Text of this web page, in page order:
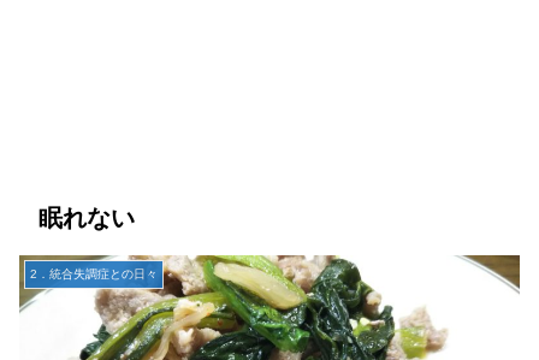
眠れない
2．統合失調症との日々